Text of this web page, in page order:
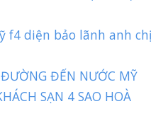
f4 diện bảo lãnh anh chị
ĐẾN NƯỚC MỸ
SẠN 4 SAO HOÀ